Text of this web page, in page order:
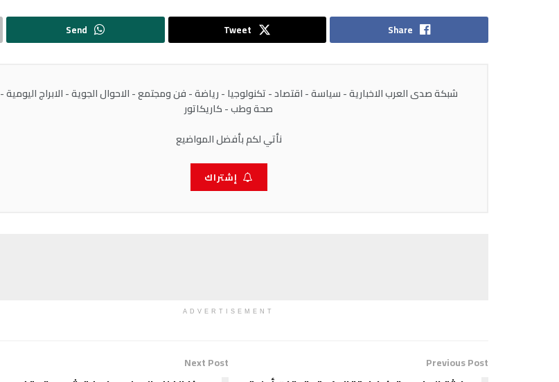
Share
Tweet
Send
شبكة صدى العرب الاخبارية - سياسة - اقتصاد - تكنولوجيا - رياضة - فن ومجتمع - الاحوال الجوية - الابراج اليومية -
صحة وطب - كاريكاتور
نأتي لكم بأفضل المواضيع
إشتراك
ADVERTISEMENT
Previous Post
Next Post